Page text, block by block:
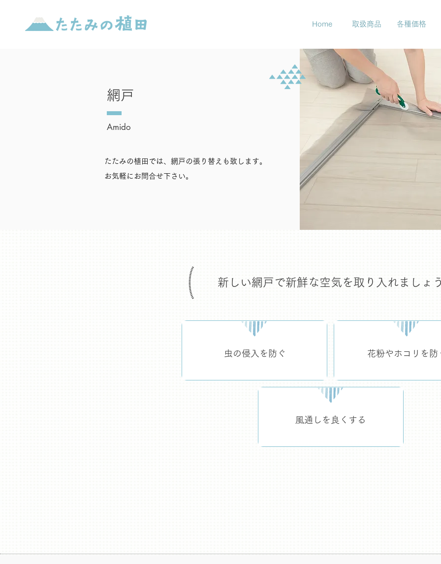
Home 取扱商品 各種価格
網戸
たたみの植田では、網戸の張り替えも致します。
お気軽にお問合せ下さい。
Amido
新しい網戸で新鮮な空気を取り入れましょ
虫の侵入を防ぐ 花粉やホコリを防
風通しを良くする